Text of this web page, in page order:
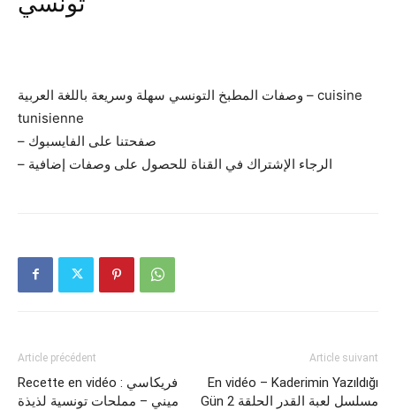
وصفات المطبخ التونسي سهلة وسريعة باللغة العربية – cuisine
tunisienne
– صفحتنا على الفايسبوك
– الرجاء الإشتراك في القناة للحصول على وصفات إضافية
Article précédent
Recette en vidéo : فريكاسي
ميني – مملحات تونسية لذيذة
Article suivant
En vidéo – Kaderimin Yazıldığı
Gün مسلسل لعبة القدر الحلقة 2